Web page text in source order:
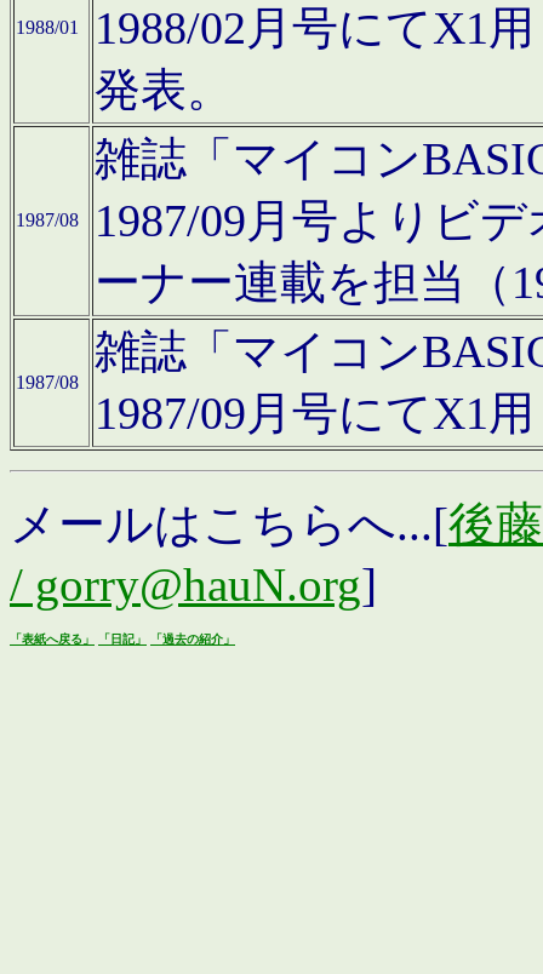
1988/01
1988/02月号にてX1
発表。
1987/08
雑誌「マイコン
1987/09月号よりビ
ーナー連載を担当（
1987/08
雑誌「マイコン
1987/09月号にてX1
メールはこちらへ...[後
/ gorry@hauN.org]
「表紙へ戻る」 「日記」 「過去の紹介」